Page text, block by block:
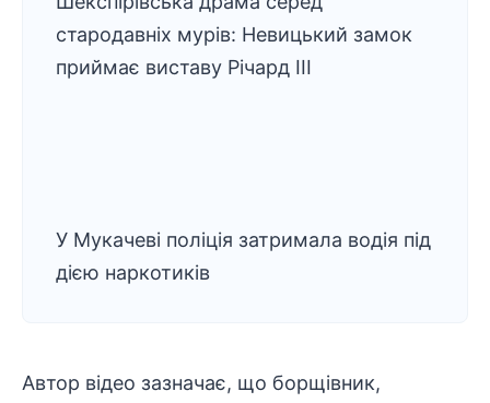
стародавніх мурів: Невицький замок
приймає виставу Річард ІІІ
У Мукачеві поліція затримала водія під
дією наркотиків
Автор відео зазначає, що борщівник,